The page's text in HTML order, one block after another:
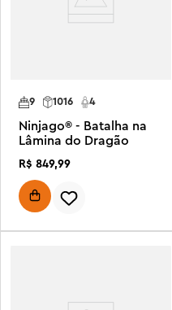
4
9 1016
Ninjago® - Batalha na
Lâmina do Dragão
R$ 849,99